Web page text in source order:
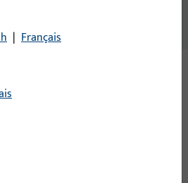
folgende Varianten:
| Français